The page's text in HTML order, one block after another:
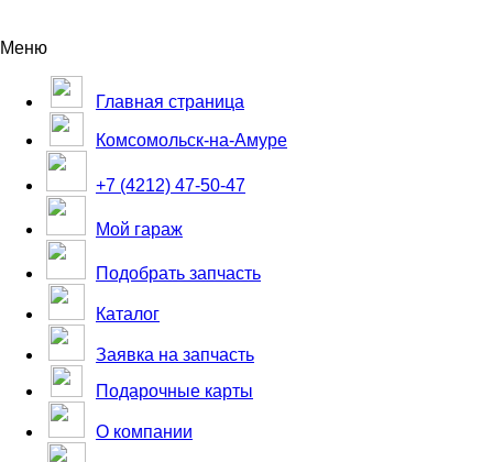
Меню
Главная страница
Комсомольск-на-Амуре
+7 (4212) 47-50-47
Мой гараж
Подобрать запчасть
Каталог
Заявка на запчасть
Подарочные карты
О компании